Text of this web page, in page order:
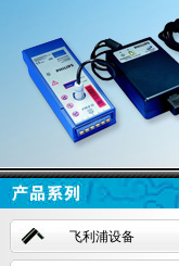
飞利浦设备